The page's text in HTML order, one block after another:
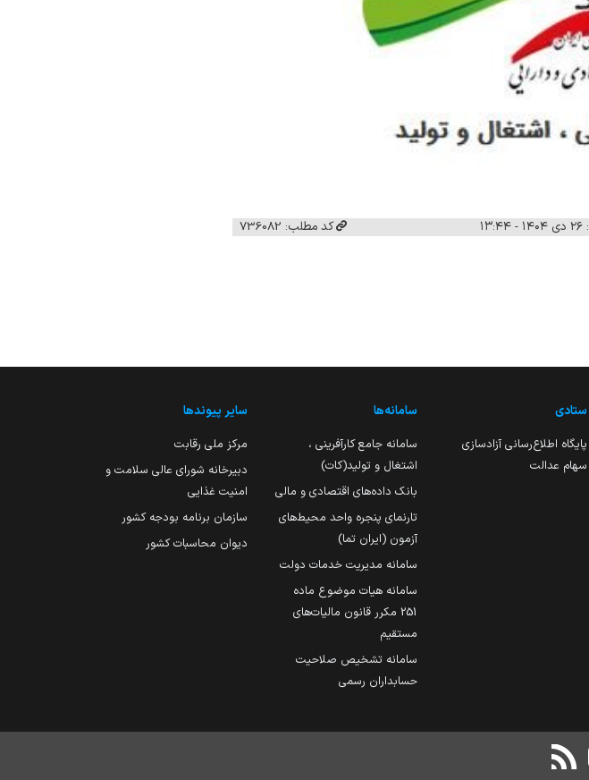
کد مطلب: 736082
ستادی
پایگاه اطلاع‌رسانی آزادسازی
سهام عدالت
سامانه‌ها
سامانه جامع کارآفرینی ،
اشتغال و تولید(کات)
بانک داده‌های اقتصادی و مالی
تارنمای پنجره واحد محیط‌های
آزمون (ایران تما)
سامانه مدیریت خدمات دولت
سامانه هیات موضوع ماده
251 مکرر قانون مالیات‌های
مستقیم
سامانه تشخیص صلاحیت
حسابداران رسمی
سایر پیوندها
مرکز ملی رقابت
دبیرخانه شورای عالی سلامت و
امنیت غذایی
سازمان برنامه بودجه کشور
دیوان محاسبات کشور